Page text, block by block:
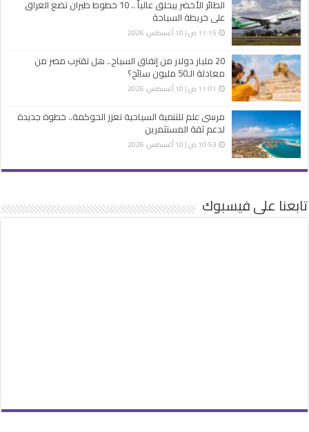
الطائر الأخضر ييحلق عالياً .. 10 خطوط طيران تضع العراق
على خريطة السياحة
11:15 ص | 10 أغسطس، 2026
20 مليار دولار من إنفاق السياح.. هل تقترب مصر من
معادلة الـ50 مليون سائح؟
11:01 ص | 10 أغسطس، 2026
مرسى علم للتنمية السياحية تعزز الحوكمة.. خطوة جديدة
لدعم ثقة المستثمرين
10:53 ص | 10 أغسطس، 2026
تابعنا على فيسبوك